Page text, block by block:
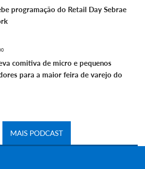
programação do Retail Day Sebrae
comitiva de micro e pequenos
para a maior feira de varejo do
MAIS PODCAST